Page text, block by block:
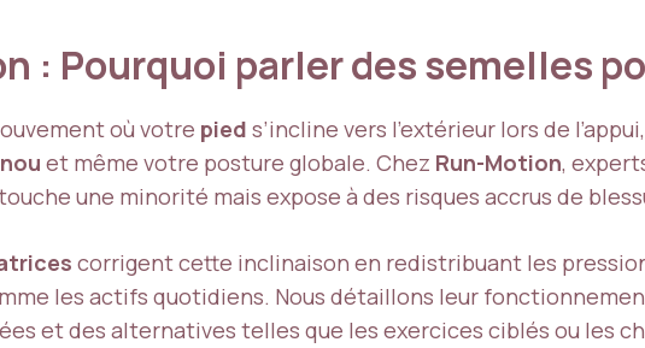
: Pourquoi parler des semelles
où votre pied s’incline vers l’extérieur lors de
et même votre posture globale. Chez Run-Motion,
une minorité mais expose à des risques accrus de
corrigent cette inclinaison en redistribuant les
les actifs quotidiens. Nous détaillons leur
et des alternatives telles que les exercices ciblés ou les